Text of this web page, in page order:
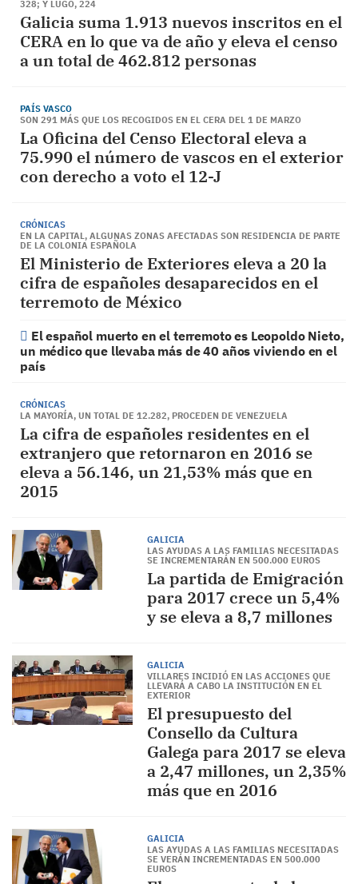
328; Y LUGO, 224
Galicia suma 1.913 nuevos inscritos en el
CERA en lo que va de año y eleva el censo
a un total de 462.812 personas
PAÍS VASCO
SON 291 MÁS QUE LOS RECOGIDOS EN EL CERA DEL 1 DE MARZO
La Oficina del Censo Electoral eleva a
75.990 el número de vascos en el exterior
con derecho a voto el 12-J
CRÓNICAS
EN LA CAPITAL, ALGUNAS ZONAS AFECTADAS SON RESIDENCIA DE PARTE
DE LA COLONIA ESPAÑOLA
El Ministerio de Exteriores eleva a 20 la
cifra de españoles desaparecidos en el
terremoto de México
El español muerto en el terremoto es Leopoldo Nieto,
un médico que llevaba más de 40 años viviendo en el
país
CRÓNICAS
LA MAYORÍA, UN TOTAL DE 12.282, PROCEDEN DE VENEZUELA
La cifra de españoles residentes en el
extranjero que retornaron en 2016 se
eleva a 56.146, un 21,53% más que en
2015
GALICIA
LAS AYUDAS A LAS FAMILIAS NECESITADAS
SE INCREMENTARÁN EN 500.000 EUROS
La partida de Emigración
para 2017 crece un 5,4%
y se eleva a 8,7 millones
GALICIA
VILLARES INCIDIÓ EN LAS ACCIONES QUE
LLEVARÁ A CABO LA INSTITUCIÓN EN EL
EXTERIOR
El presupuesto del
Consello da Cultura
Galega para 2017 se eleva
a 2,47 millones, un 2,35%
más que en 2016
GALICIA
LAS AYUDAS A LAS FAMILIAS NECESITADAS
SE VERÁN INCREMENTADAS EN 500.000
EUROS